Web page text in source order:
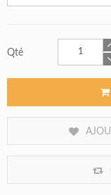
Qté